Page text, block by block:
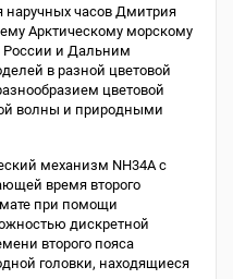
наручных часов Дмитрия
Арктическому морскому
России и Дальним
в разной цветовой
цветовой
волны и природными
механизм NH34A с
время второго
при помощи
дискретной
второго пояса
головки, находящиеся